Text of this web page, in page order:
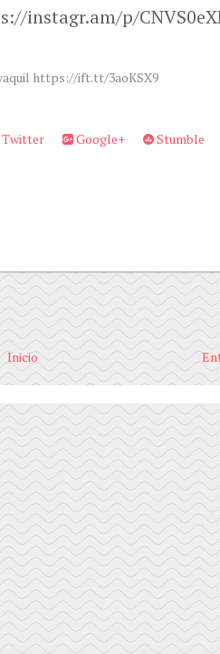
instagr.am/p/
https://ift.tt/3aoKSX9
Twitter Google+
Stumble
Inicio